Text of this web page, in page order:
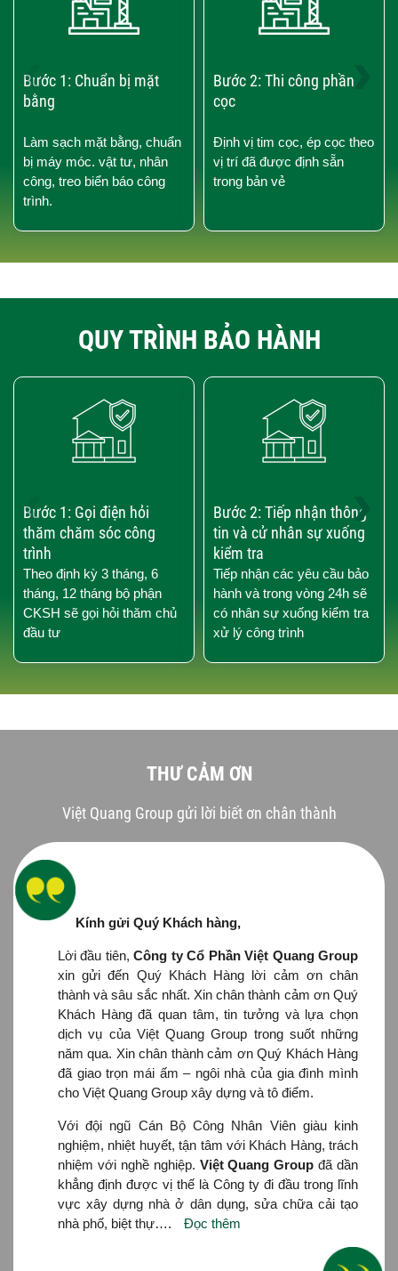
Bước 1: Chuẩn bị mặt
bằng
Làm sạch mặt bằng, chuẩn
bị máy móc. vật tư, nhân
công, treo biển báo công
trình.
Bước 2: Thi công phần
cọc
Định vị tim cọc, ép cọc theo
vị trí đã được định sẵn
trong bản vẻ
›
‹
QUY TRÌNH BẢO HÀNH
Bước 1: Gọi điện hỏi
thăm chăm sóc công
trình
Theo định kỳ 3 tháng, 6
tháng, 12 tháng bộ phận
CKSH sẽ gọi hỏi thăm chủ
đầu tư
Bước 2: Tiếp nhận thông
tin và cử nhân sự xuống
kiểm tra
Tiếp nhận các yêu cầu bảo
hành và trong vòng 24h sẽ
có nhân sự xuống kiểm tra
xử lý công trình
›
‹
THƯ CẢM ƠN
Việt Quang Group gửi lời biết ơn chân thành
Kính gửi Quý Khách hàng,
Lời đầu tiên,Công ty Cổ Phần Việt Quang Group
xin gửi đến Quý Khách Hàng lời cảm ơn chân
thành và sâu sắc nhất. Xin chân thành cảm ơn Quý
Khách Hàng đã quan tâm, tin tưởng và lựa chọn
dịch vụ của Việt Quang Group trong suốt những
năm qua. Xin chân thành cảm ơn Quý Khách Hàng
đã giao trọn mái ấm – ngôi nhà của gia đình mình
cho Việt Quang Group xây dựng và tô điểm.
Với đội ngũ Cán Bộ Công Nhân Viên giàu kinh
nghiệm, nhiệt huyết, tận tâm với Khách Hàng, trách
nhiệm với nghề nghiệp. Việt Quang Group đã dần
khẳng định được vị thế là Công ty đi đầu trong lĩnh
vực xây dựng nhà ở dân dụng, sửa chữa cải tạo
nhà phố, biệt thự….
Đọc thêm